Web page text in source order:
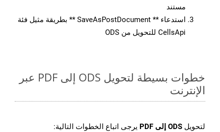
مستند
استدعاء ** SaveAsPostDocument ** بطريقة مثيل فئة
CellsApi للتحويل من ODS
خطوات بسيطة لتحويل ODS إلى PDF عبر
الإنترنت
لتحويل ODS إلى PDF يرجى اتباع الخطوات التالية: